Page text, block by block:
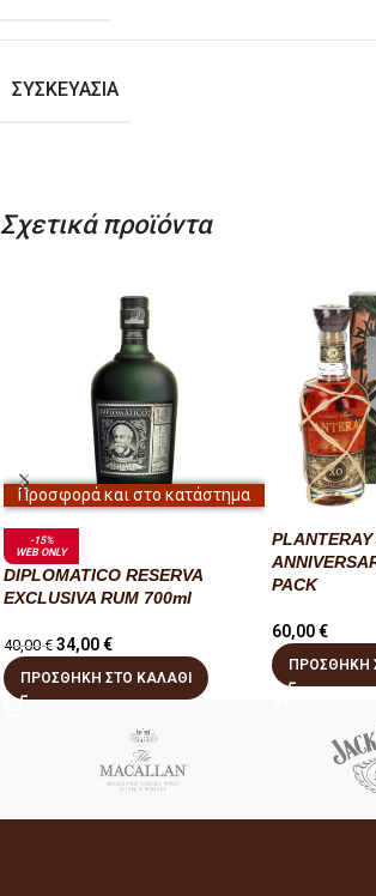
ΣΥΣΚΕΥΑΣΊΑ
Σχετικά προϊόντα
Προσφορά και στο κατάστημα
-15%
WEB ONLY
DIPLOMATICO RESERVA
EXCLUSIVA RUM 700ml
40,00€ 34,00€
ΠΡΟΣΘΉΚΗ ΣΤΟ ΚΑΛΆΘΙ
PACK
60,00€
ΠΡΟΣΘΉΚΗ